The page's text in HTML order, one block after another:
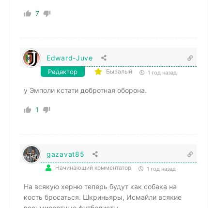
7
Edward-Juve
Редактор Бывалый 1 год назад
у Эмполи кстати добротная оборона.
1
gazavat85
Начинающий комментатор 1 год назад
На всякую херню теперь будут как собака на
кость бросаться. Шкриньяры, Исмайли всякие